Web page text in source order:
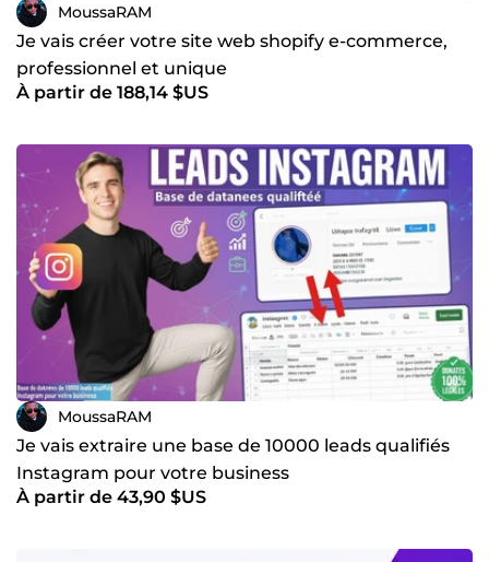
MoussaRAM
Je vais créer votre site web shopify e-commerce,
professionnel et unique
À partir de 188,14 $US
MoussaRAM
Je vais extraire une base de 10000 leads qualifiés
Instagram pour votre business
À partir de 43,90 $US